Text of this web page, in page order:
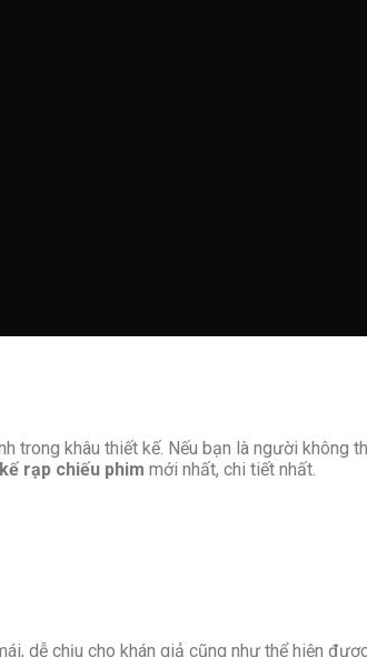
trong khâu thiết kế. Nếu bạn là người không
rạp chiếu phim mới nhất, chi tiết nhất.
dễ chịu cho khán giả cũng như thể hiện